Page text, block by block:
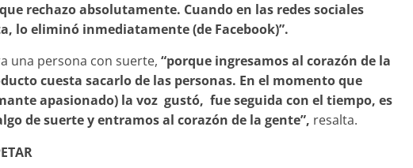
rechazo absolutamente. Cuando en las redes sociales
lo eliminó inmediatamente (de Facebook)”.
una persona con suerte, “porque ingresamos al corazón de la
cuesta sacarlo de las personas. En el momento que
apasionado) la voz gustó, fue seguida con el tiempo, es
de suerte y entramos al corazón de la gente”, resalta.